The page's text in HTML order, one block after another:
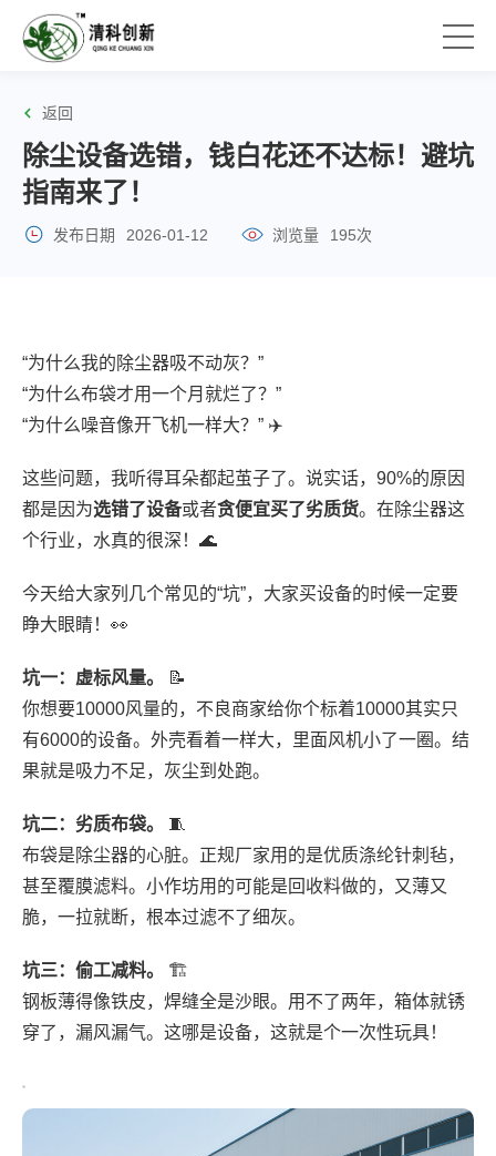
返回
除尘设备选错，钱白花还不达标！避坑
指南来了！
发布日期 2026-01-12 浏览量 195次
“为什么我的除尘器吸不动灰？”
“为什么布袋才用一个月就烂了？”
“为什么噪音像开飞机一样大？” ✈️
这些问题，我听得耳朵都起茧子了。说实话，90%的原因
都是因为选错了设备或者贪便宜买了劣质货。在除尘器这
个行业，水真的很深！🌊
今天给大家列几个常见的“坑”，大家买设备的时候一定要
睁大眼睛！👀
坑一：虚标风量。
📝
你想要10000风量的，不良商家给你个标着10000其实只
有6000的设备。外壳看着一样大，里面风机小了一圈。结
果就是吸力不足，灰尘到处跑。
坑二：劣质布袋。
🧵
布袋是除尘器的心脏。正规厂家用的是优质涤纶针刺毡，
甚至覆膜滤料。小作坊用的可能是回收料做的，又薄又
脆，一拉就断，根本过滤不了细灰。
坑三：偷工减料。
🏗️
钢板薄得像铁皮，焊缝全是沙眼。用不了两年，箱体就锈
穿了，漏风漏气。这哪是设备，这就是个一次性玩具！